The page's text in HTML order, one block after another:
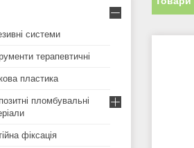
системи
терапевтичні
пластика
пломбувальні
фіксація